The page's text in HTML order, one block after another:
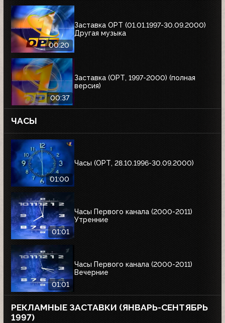
00:20
Заставка ОРТ (01.01.1997-30.09.2000)
Другая музыка
00:37
Заставка (ОРТ, 1997-2000) (полная
версия)
ЧАСЫ
01:00
Часы (ОРТ, 28.10.1996-30.09.2000)
01:01
Часы Первого канала (2000-2011)
Утренние
01:01
Часы Первого канала (2000-2011)
Вечерние
РЕКЛАМНЫЕ ЗАСТАВКИ (ЯНВАРЬ-СЕНТЯБРЬ
1997)